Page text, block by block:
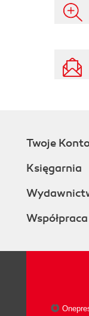
Solution
Solution
Going
Twoje
Księgarnia
Współpraca